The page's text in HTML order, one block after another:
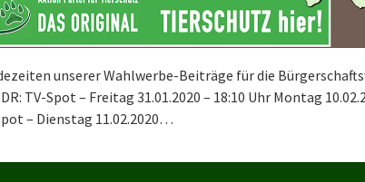
unserer Wahlwerbe-Beiträge für die
TV-Spot – Freitag 31.01.2020 – 18:10 Uhr Montag
– Dienstag 11.02.2020…